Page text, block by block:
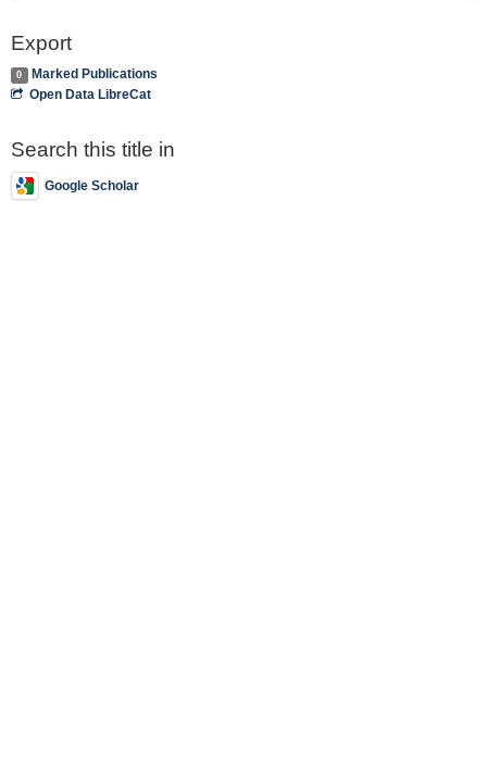
Export
0
Marked Publications
Open Data LibreCat
Search this title in
Google Scholar